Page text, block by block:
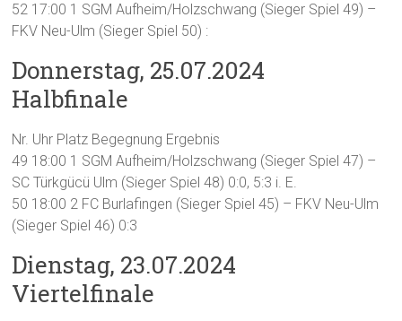
52 17:00 1 SGM Aufheim/Holzschwang (Sieger Spiel 49) –
FKV Neu-Ulm (Sieger Spiel 50) :
Donnerstag, 25.07.2024
Halbfinale
Nr. Uhr Platz Begegnung Ergebnis
49 18:00 1 SGM Aufheim/Holzschwang (Sieger Spiel 47) –
SC Türkgücü Ulm (Sieger Spiel 48) 0:0, 5:3 i. E.
50 18:00 2 FC Burlafingen (Sieger Spiel 45) – FKV Neu-Ulm
(Sieger Spiel 46) 0:3
Dienstag, 23.07.2024
Viertelfinale